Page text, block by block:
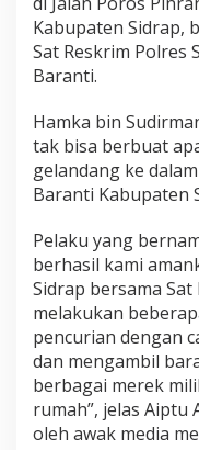
j
a
t
a
h
d
i
C
k
o
k
S
a
t
R
e
s
r
Kabupaten Sidrap,
Sat Reskrim Polres
Baranti.
Hamka bin
tak bisa berbuat
gelandang ke
Baranti Kabupaten
Pelaku yang
berhasil kami
Sidrap bersama
melakukan
pencurian dengan
dan mengambil
berbagai merek
rumah”, jelas Aiptu
oleh awak media